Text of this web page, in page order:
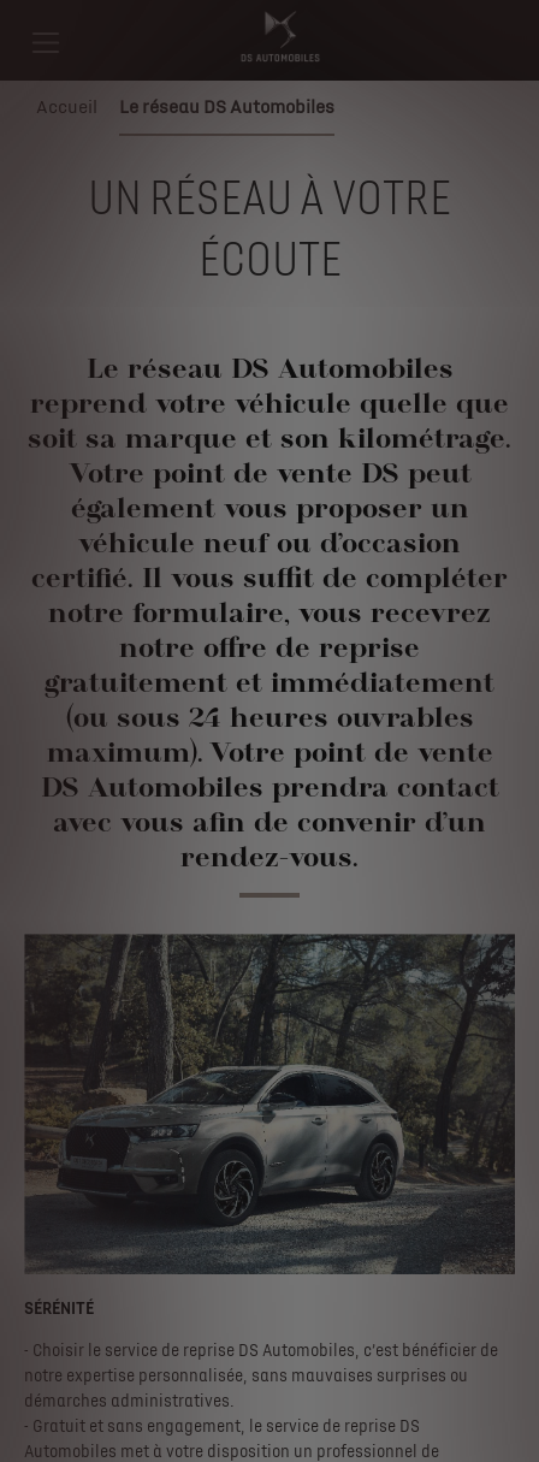
Accueil Le réseau DS Automobiles
UN RÉSEAU À VOTRE
ÉCOUTE
Le réseau DS Automobiles
reprend votre véhicule quelle que
soit sa marque et son kilométrage.
Votre point de vente DS peut
également vous proposer un
véhicule neuf ou d’occasion
certifié. Il vous suffit de compléter
notre formulaire, vous recevrez
notre offre de reprise
gratuitement et immédiatement
(ou sous 24 heures ouvrables
maximum). Votre point de vente
DS Automobiles prendra contact
avec vous afin de convenir d’un
rendez-vous.
SÉRÉNITÉ
- Choisir le service de reprise DS Automobiles, c’est bénéficier de
notre expertise personnalisée, sans mauvaises surprises ou
démarches administratives.
- Gratuit et sans engagement, le service de reprise DS
Automobiles met à votre disposition un professionnel de